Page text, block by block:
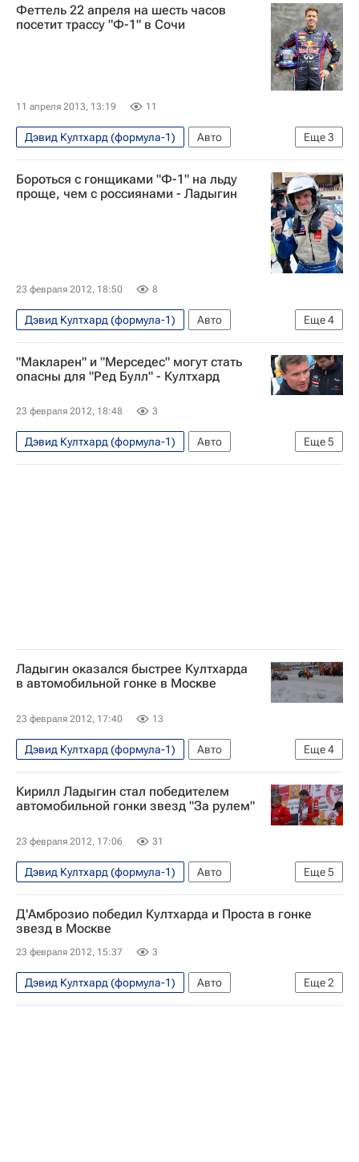
Феттель 22 апреля на шесть часов
посетит трассу "Ф-1" в Сочи
11 апреля 2013, 13:19 11
Еще3
Дэвид Култхард (формула-1)
Авто
Экономика
Мультимедийный спортивный пакет
Бороться с гонщиками "Ф-1" на льду
проще, чем с россиянами - Ладыгин
23 февраля 2012, 18:50 8
Еще4
Дэвид Култхард (формула-1)
Авто
Экономика
За рулём (гонка звёзд)
Жером Д'Амброзио
Кирилл Ладыгин
"Макларен" и "Мерседес" могут стать
опасны для "Ред Булл" - Култхард
23 февраля 2012, 18:48 3
Еще5
Дэвид Култхард (формула-1)
Авто
Экономика
Формула-1
Мерседес
Ладыгин оказался быстрее Култхарда
в автомобильной гонке в Москве
23 февраля 2012, 17:40 13
Еще4
Дэвид Култхард (формула-1)
Авто
Экономика
За рулём (гонка звёзд)
Жером Д'Амброзио
Кирилл Ладыгин
Кирилл Ладыгин стал победителем
автомобильной гонки звезд "За рулем"
23 февраля 2012, 17:06 31
Еще5
Дэвид Култхард (формула-1)
Авто
Экономика
За рулём (гонка звёзд)
Жером Д'Амброзио
Владимир Черевань
Кирилл Ладыгин
Д'Амброзио победил Култхарда и Проста в гонке
звезд в Москве
23 февраля 2012, 15:37 3
Еще2
Дэвид Култхард (формула-1)
Авто
Экономика
За рулём (гонка звёзд)